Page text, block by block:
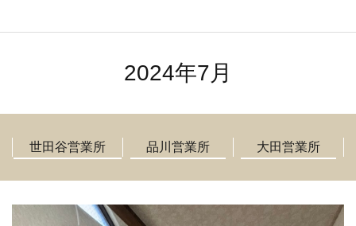
2024年7月
世田谷営業所 品川営業所 大田営業所